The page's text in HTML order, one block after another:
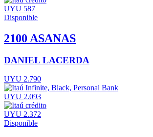
UYU 587
Disponible
2100 ASANAS
DANIEL LACERDA
UYU 2.790
UYU 2.093
UYU 2.372
Disponible